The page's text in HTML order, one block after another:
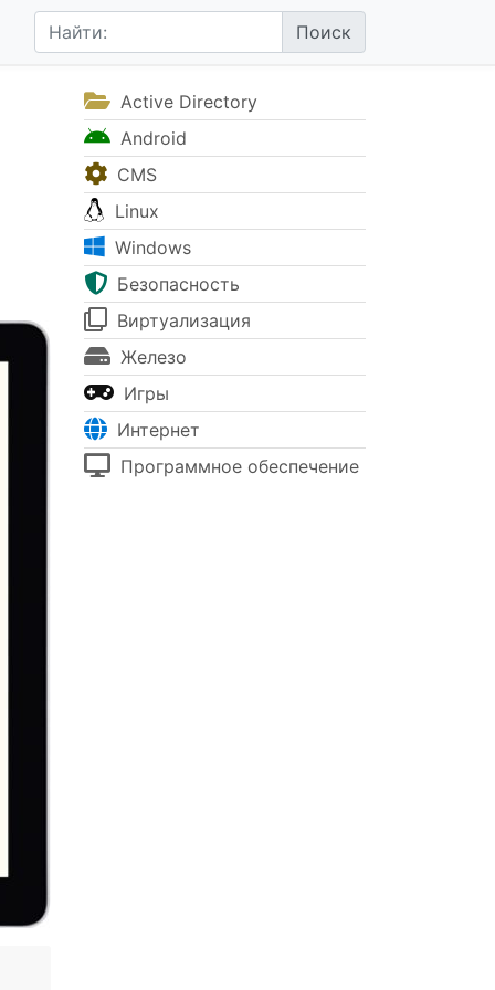
Active Directory
Android
CMS
Linux
Windows
Безопасность
Виртуализация
Железо
Игры
Интернет
Программное обеспечение